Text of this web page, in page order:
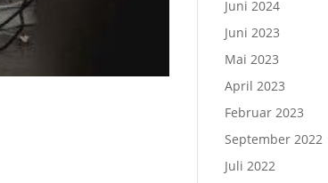
Juni 2024
Juni 2023
Mai 2023
April 2023
Februar 2023
September 2022
Juli 2022